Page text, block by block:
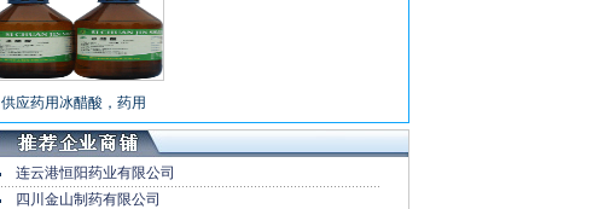
供应药用冰醋酸，药用
连云港恒阳药业有限公司
四川金山制药有限公司